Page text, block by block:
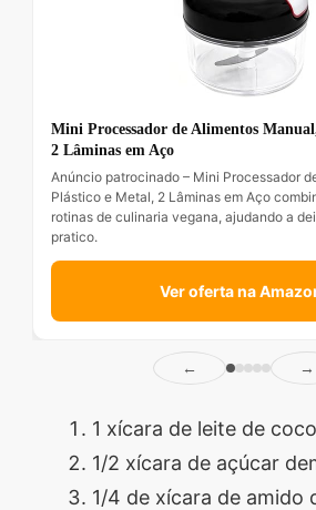
Mini Processador de Alimentos
2 Lâminas em Aço
Anúncio patrocinado – Mini Processador
Plástico e Metal, 2 Lâminas em Aço
rotinas de culinaria vegana, ajudando a
pratico.
Ver oferta na
← →
1 xícara de leite de coco
1/2 xícara de açúcar
1/4 de xícara de amido